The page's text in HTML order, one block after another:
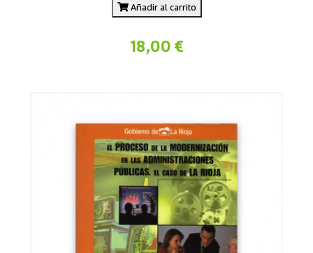
Añadir al carrito
18,00 €